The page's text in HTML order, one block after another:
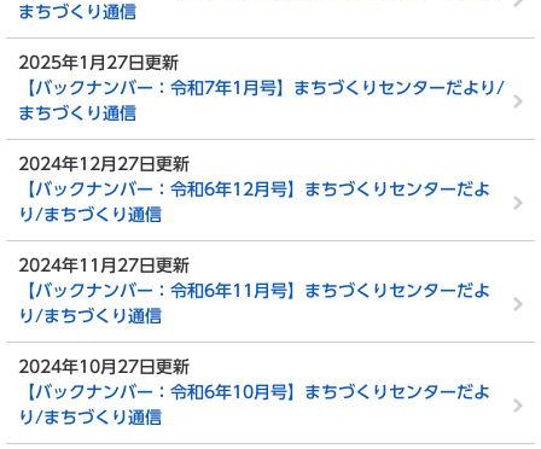
まちづくり通信
2025年1月27日更新
【バックナンバー：令和7年1月号】まちづくりセンターだより/
まちづくり通信
2024年12月27日更新
【バックナンバー：令和6年12月号】まちづくりセンターだよ
り/まちづくり通信
2024年11月27日更新
【バックナンバー：令和6年11月号】まちづくりセンターだよ
り/まちづくり通信
2024年10月27日更新
【バックナンバー：令和6年10月号】まちづくりセンターだよ
り/まちづくり通信